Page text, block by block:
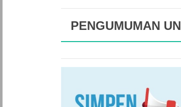
PENGUMUMAN UN